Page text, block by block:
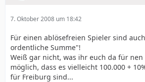
7. Oktober 2008 um 18:42
Für einen ablösefreien Spieler sind
ordentliche Summe"!
Weiß gar nicht, was ihr euch da für
möglich, dass es vielleicht 100.000 +
für Freiburg sind...